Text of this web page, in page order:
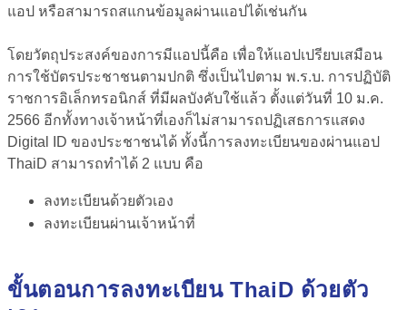
แอป หรือสามารถสแกนข้อมูลผ่านแอปได้เช่นกัน
โดยวัตถุประสงค์ของการมีแอปนี้คือ เพื่อให้แอปเปรียบเสมือน
การใช้บัตรประชาชนตามปกติ ซึ่งเป็นไปตาม พ.ร.บ. การปฏิบัติ
ราชการอิเล็กทรอนิกส์ ที่มีผลบังคับใช้แล้ว ตั้งแต่วันที่ 10 ม.ค.
2566 อีกทั้งทางเจ้าหน้าที่เองก็ไม่สามารถปฏิเสธการแสดง
Digital ID ของประชาชนได้ ทั้งนี้การลงทะเบียนของผ่านแอป
ThaiD สามารถทำได้ 2 แบบ คือ
ลงทะเบียนด้วยตัวเอง
ลงทะเบียนผ่านเจ้าหน้าที่
ขั้นตอนการลงทะเบียน ThaiD ด้วยตัว